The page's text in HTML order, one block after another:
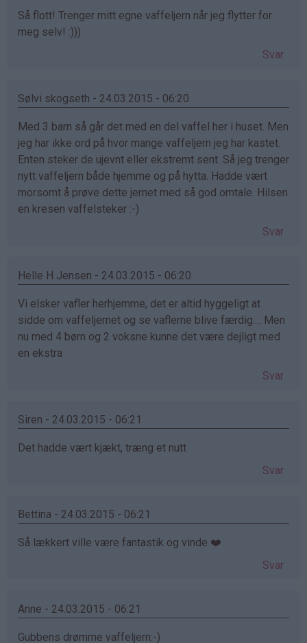
Så flott! Trenger mitt egne vaffeljern når jeg flytter for
meg selv! :)))
Svar
Sølvi skogseth - 24.03.2015 - 06:20
Med 3 barn så går det med en del vaffel her i huset. Men
jeg har ikke ord på hvor mange vaffeljern jeg har kastet.
Enten steker de ujevnt eller ekstremt sent. Så jeg trenger
nytt vaffeljern både hjemme og på hytta. Hadde vært
morsomt å prøve dette jernet med så god omtale. Hilsen
en kresen vaffelsteker :-)
Svar
Helle H Jensen - 24.03.2015 - 06:20
Vi elsker vafler herhjemme, det er altid hyggeligt at
sidde om vaffeljernet og se vaflerne blive færdig.... Men
nu med 4 børn og 2 voksne kunne det være dejligt med
en ekstra
Svar
Siren - 24.03.2015 - 06:21
Det hadde vært kjækt, træng et nutt
Svar
Bettina - 24.03.2015 - 06:21
Så lækkert ville være fantastik og vinde ❤️
Svar
Anne - 24.03.2015 - 06:21
Gubbens drømme vaffeljern:-)